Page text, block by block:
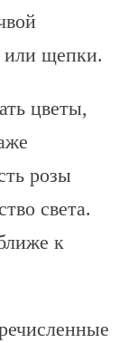
или щепки.
цветы,
розы
света.
к